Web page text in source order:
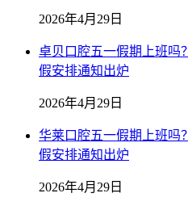
2026年4月29日
卓贝口腔五一假期上班吗
假安排通知出炉
2026年4月29日
华莱口腔五一假期上班吗
假安排通知出炉
2026年4月29日